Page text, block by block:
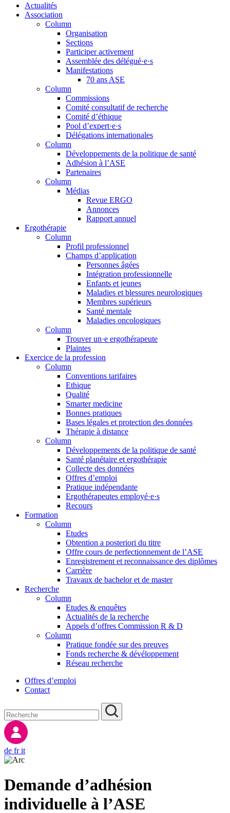
Actualités
Association
Column
Organisation
Sections
Participer activement
Assemblée des délégué·e·s
Manifestations
70 ans ASE
Column
Commissions
Comité consultatif de recherche
Comité d’éthique
Pool d’expert·e·s
Délégations internationales
Column
Développements de la politique de santé
Adhésion à l’ASE
Partenaires
Column
Médias
Revue ERGO
Annonces
Rapport annuel
Ergothérapie
Column
Profil professionnel
Champs d’application
Personnes âgées
Intégration professionnelle
Enfants et jeunes
Maladies et blessures neurologiques
Membres supérieurs
Santé mentale
Maladies oncologiques
Column
Trouver un·e ergothérapeute
Plaintes
Exercice de la profession
Column
Conventions tarifaires
Ethique
Qualité
Smarter medicine
Bonnes pratiques
Bases légales et protection des données
Thérapie à distance
Column
Développements de la politique de santé
Santé planétaire et ergothérapie
Collecte des données
Offres d’emploi
Pratique indépendante
Ergothérapeutes employé·e·s
Recours
Formation
Column
Etudes
Obtention a posteriori du titre
Offre cours de perfectionnement de l’ASE
Enregistrement et reconnaissance des diplômes
Carrière
Travaux de bachelor et de master
Recherche
Column
Etudes & enquêtes
Actualités de la recherche
Appels d’offres Commission R & D
Column
Pratique fondée sur des preuves
Fonds recherche & dévéloppement
Réseau recherche
Offres d’emploi
Contact
de frit
Demande d’adhésion
individuelle à l’ASE